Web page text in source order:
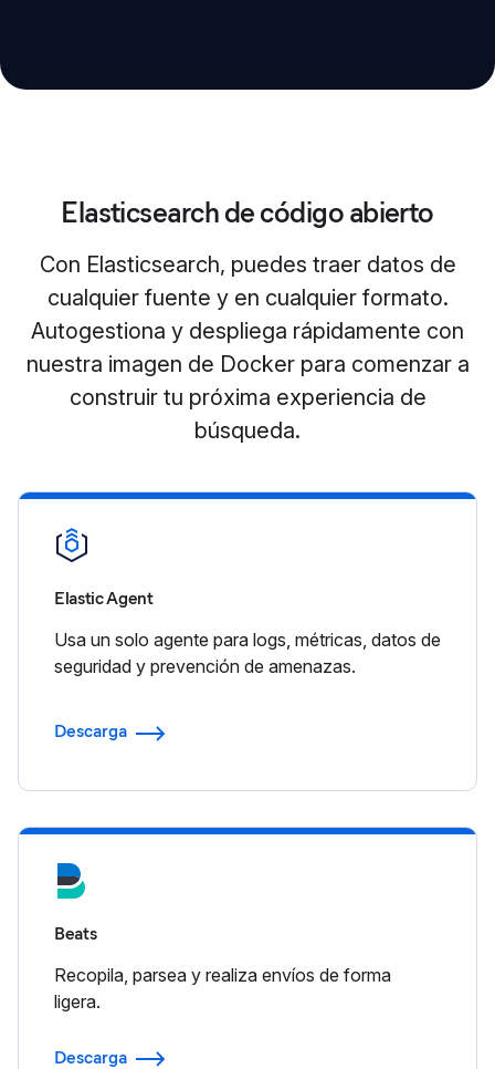
Elasticsearch de código abierto
Con Elasticsearch, puedes traer datos de
cualquier fuente y en cualquier formato.
Autogestiona y despliega rápidamente con
nuestra imagen de Docker para comenzar a
construir tu próxima experiencia de
búsqueda.
Elastic Agent
Usa un solo agente para logs, métricas, datos de
seguridad y prevención de amenazas.
Descarga
Beats
Recopila, parsea y realiza envíos de forma
ligera.
Descarga